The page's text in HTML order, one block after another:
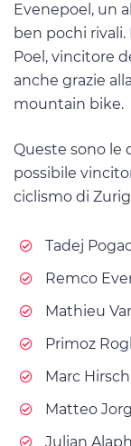
Evenepoel, un
ben pochi rivali.
Poel, vincitore
anche grazie
mountain bike.
Queste sono le
possibile
ciclismo di
Tadej
Remco
Mathieu
Primoz
Marc
Matteo
Julian